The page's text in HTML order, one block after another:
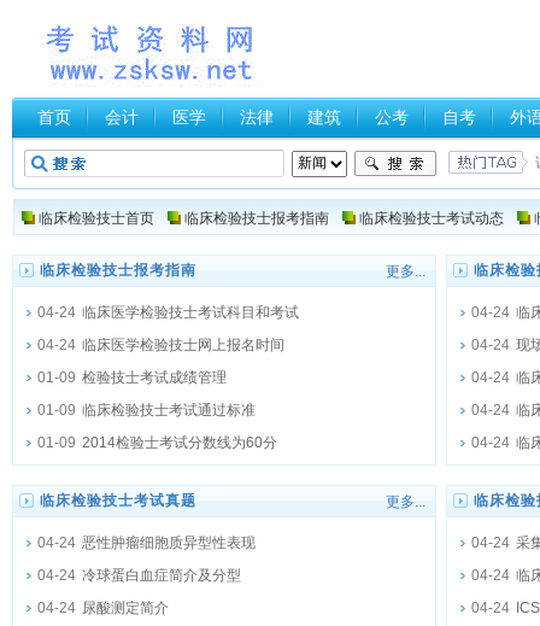
首页 会计 医学 法律 建筑 公考 自考 外
临床检验技士首页 临床检验技士报考指南 临床检验技士考试动态
临床检验技士报考指南 更多...
04-24 临床医学检验技士考试科目和考试
04-24 临床医学检验技士网上报名时间
01-09 检验技士考试成绩管理
01-09 临床检验技士考试通过标准
01-09 2014检验士考试分数线为60分
临床检
04-24 临
04-24 现
04-24 临
04-24 临
04-24 临
临床检验技士考试真题 更多...
04-24 恶性肿瘤细胞质异型性表现
04-24 冷球蛋白血症简介及分型
04-24 尿酸测定简介
临床检
04-24 采
04-24 临
04-24